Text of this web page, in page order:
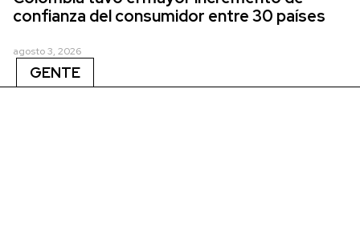
confianza del consumidor entre 30 países
agosto 3, 2026
GENTE